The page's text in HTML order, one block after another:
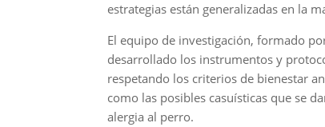
estrategias están generalizadas en la
El equipo de investigación, formado
desarrollado los instrumentos y
respetando los criterios de bienestar
como las posibles casuísticas que se
alergia al perro.